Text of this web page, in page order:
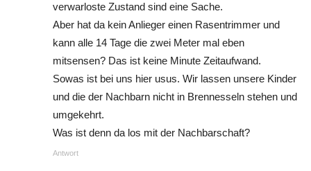
verwarloste Zustand sind eine Sache.
Aber hat da kein Anlieger einen Rasentrimmer und
kann alle 14 Tage die zwei Meter mal eben
mitsensen? Das ist keine Minute Zeitaufwand.
Sowas ist bei uns hier usus. Wir lassen unsere Kinder
und die der Nachbarn nicht in Brennesseln stehen und
umgekehrt.
Was ist denn da los mit der Nachbarschaft?
Antwort